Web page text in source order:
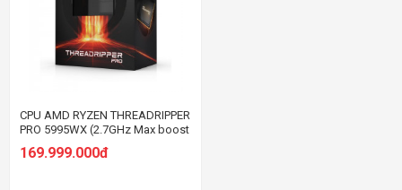
CPU AMD RYZEN THREADRIPPER
PRO 5995WX (2.7GHz Max boost
4.5GHz, 64 nhân 128 luồng,
256MB Cache, 280W, Socket
169.999.000đ